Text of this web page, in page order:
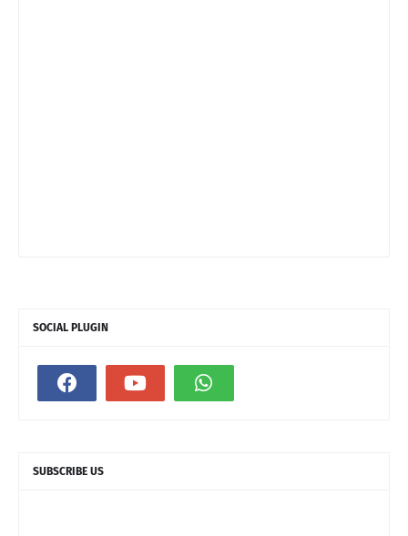
SOCIAL PLUGIN
SUBSCRIBE US